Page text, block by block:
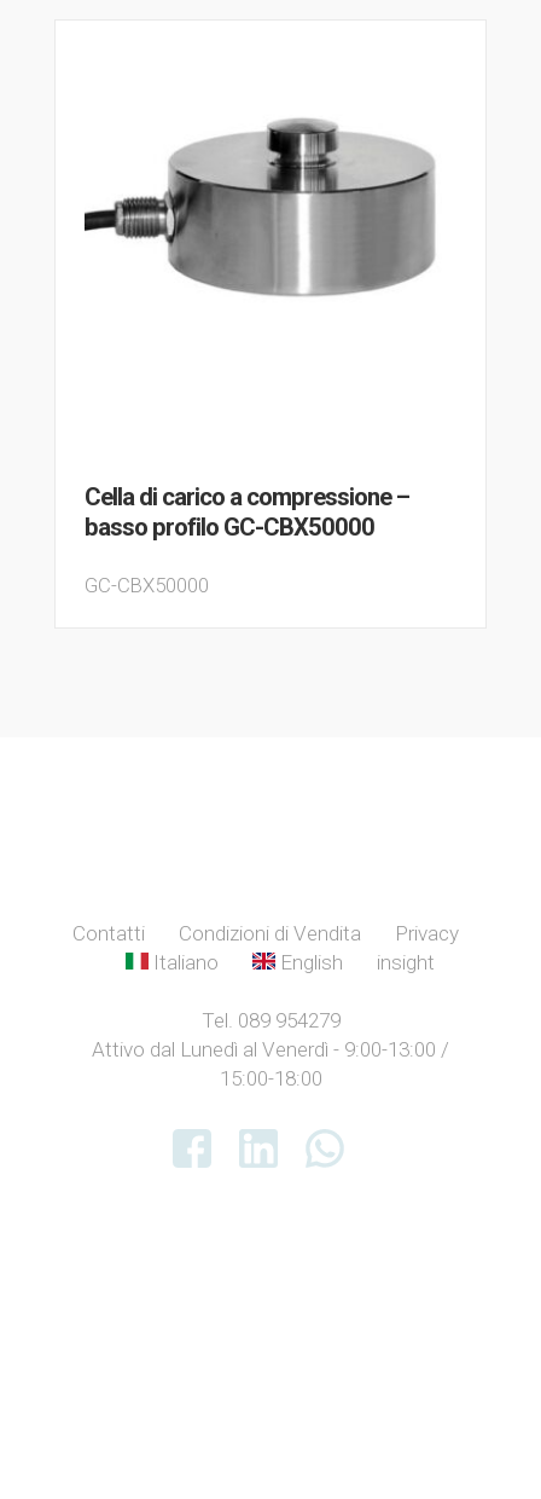
Cella di carico a compressione –
basso profilo GC-CBX50000
GC-CBX50000
Contatti Condizioni di Vendita
Privacy
Italiano
English insight
Tel. 089 954279
Attivo dal Lunedì al Venerdì - 9:00-13:00 /
15:00-18:00